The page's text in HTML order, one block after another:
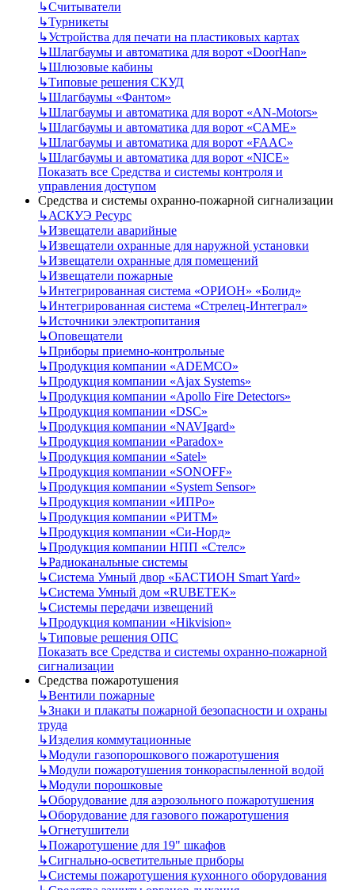
↳Считыватели
↳Турникеты
↳Устройства для печати на пластиковых картах
↳Шлагбаумы и автоматика для ворот «DoorHan»
↳Шлюзовые кабины
↳Типовые решения СКУД
↳Шлагбаумы «Фантом»
↳Шлагбаумы и автоматика для ворот «AN-Motors»
↳Шлагбаумы и автоматика для ворот «CAME»
↳Шлагбаумы и автоматика для ворот «FAAC»
↳Шлагбаумы и автоматика для ворот «NICE»
Показать все Средства и системы контроля и
управления доступом
Средства и системы охранно-пожарной сигнализации
↳АСКУЭ Ресурс
↳Извещатели аварийные
↳Извещатели охранные для наружной установки
↳Извещатели охранные для помещений
↳Извещатели пожарные
↳Интегрированная система «ОРИОН» «Болид»
↳Интегрированная система «Стрелец-Интеграл»
↳Источники электропитания
↳Оповещатели
↳Приборы приемно-контрольные
↳Продукция компании «ADEMCO»
↳Продукция компании «Ajax Systems»
↳Продукция компании «Apollo Fire Detectors»
↳Продукция компании «DSC»
↳Продукция компании «NAVIgard»
↳Продукция компании «Paradox»
↳Продукция компании «Satel»
↳Продукция компании «SONOFF»
↳Продукция компании «System Sensor»
↳Продукция компании «ИПРо»
↳Продукция компании «РИТМ»
↳Продукция компании «Си-Норд»
↳Продукция компании НПП «Стелс»
↳Радиоканальные системы
↳Система Умный двор «БАСТИОН Smart Yard»
↳Система Умный дом «RUBETEK»
↳Системы передачи извещений
↳Продукция компании «Hikvision»
↳Типовые решения ОПС
Показать все Средства и системы охранно-пожарной
сигнализации
Средства пожаротушения
↳Вентили пожарные
↳Знаки и плакаты пожарной безопасности и охраны
труда
↳Изделия коммутационные
↳Модули газопорошкового пожаротушения
↳Модули пожаротушения тонкораспыленной водой
↳Модули порошковые
↳Оборудование для аэрозольного пожаротушения
↳Оборудование для газового пожаротушения
↳Огнетушители
↳Пожаротушение для 19" шкафов
↳Сигнально-осветительные приборы
↳Системы пожаротушения кухонного оборудования